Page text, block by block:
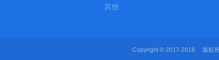
其他
Copyright © 2017-2018 版权